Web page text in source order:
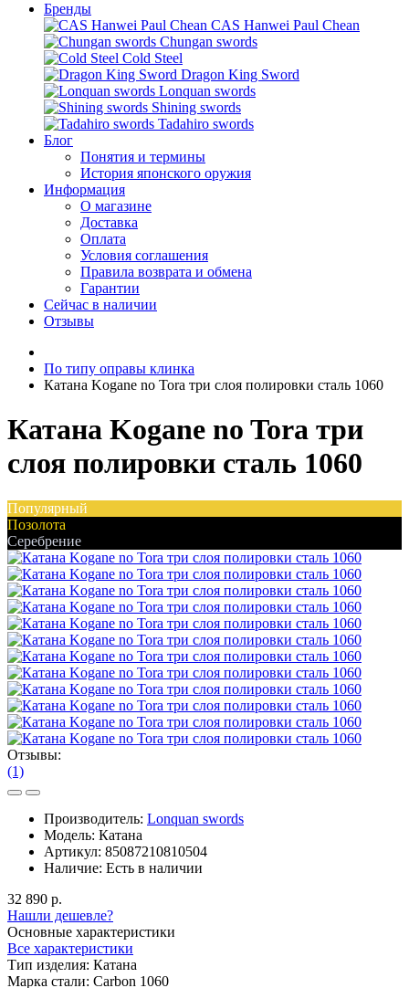
Бренды
CAS Hanwei Paul Chean
Chungan swords
Cold Steel
Dragon King Sword
Lonquan swords
Shining swords
Tadahiro swords
Блог
Понятия и термины
История японского оружия
Информация
О магазине
Доставка
Оплата
Условия соглашения
Правила возврата и обмена
Гарантии
Сейчас в наличии
Отзывы
По типу оправы клинка
Катана Kogane no Tora три слоя полировки сталь 1060
Катана Kogane no Tora три
слоя полировки сталь 1060
Популярный
Позолота
Серебрение
Отзывы:
(1)
Производитель: Lonquan swords
Модель: Катана
Артикул: 85087210810504
Наличие: Есть в наличии
32 890 р.
Нашли дешевле?
Основные характеристики
Все характеристики
Тип изделия: Катана
Марка стали: Carbon 1060